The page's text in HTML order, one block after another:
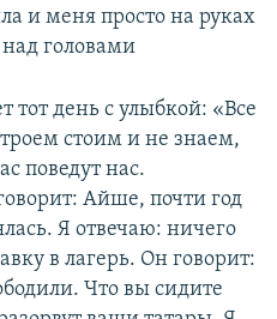
и меня просто на руках
головами
тот день с улыбкой: «Все
стоим и не знаем,
поведут нас.
Айше, почти год
Я отвечаю: ничего
в лагерь. Он говорит:
Что вы сидите